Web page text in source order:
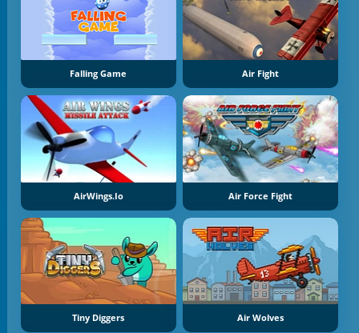
Falling Game Air Fight
AirWings.io Air Force Fight
Tiny Diggers Air Wolves